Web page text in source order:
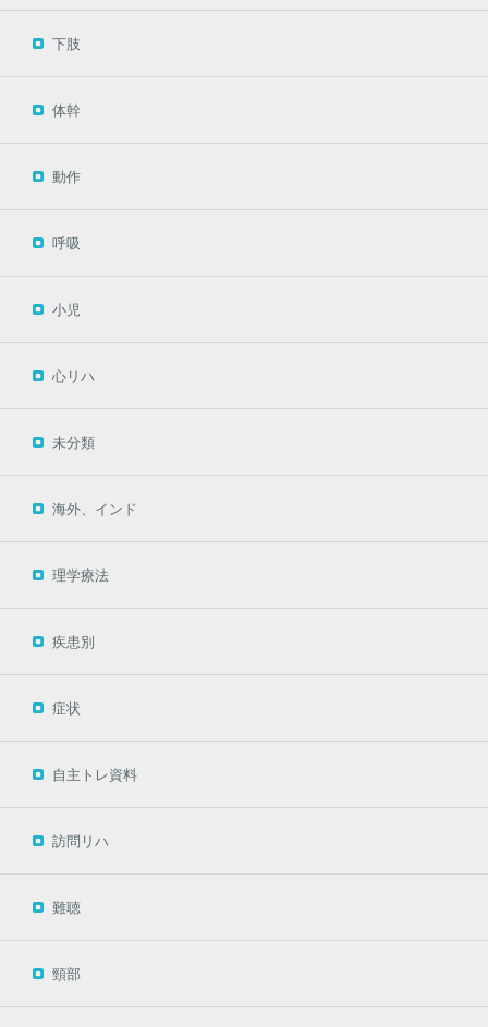
下肢
体幹
動作
呼吸
小児
心リハ
未分類
海外、インド
理学療法
疾患別
症状
自主トレ資料
訪問リハ
難聴
頸部